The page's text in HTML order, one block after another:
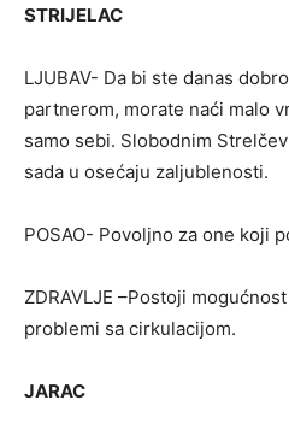
STRIJELAC
LJUBAV- Da bi ste danas
partnerom, morate naći malo
samo sebi. Slobodnim
sada u osećaju zaljublenosti.
POSAO- Povoljno za one koji
ZDRAVLJE –Postoji
problemi sa cirkulacijom.
JARAC